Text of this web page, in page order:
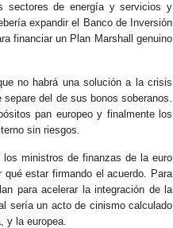
sectores de energía y servicios y
expandir el Banco de Inversión
financiar un Plan Marshall genuino
no habrá una solución a la crisis
del de sus bonos soberanos.
pan europeo y finalmente los
sin riesgos.
ministros de finanzas de la euro
estar firmando el acuerdo. Para
para acelerar la integración de la
sería un acto de cinismo calculado
y la europea.